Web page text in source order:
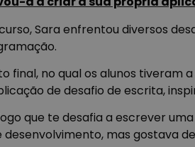
Sara enfrentou diversos
final, no qual os alunos
de desafio de escrita,
que te desafia a escrever
desenvolvimento, mas gostava